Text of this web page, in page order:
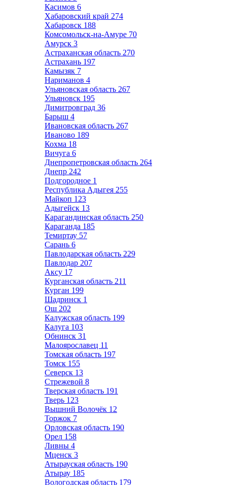
Касимов 6
Хабаровский край 274
Хабаровск 188
Комсомольск-на-Амуре 70
Амурск 3
Астраханская область 270
Астрахань 197
Камызяк 7
Нариманов 4
Ульяновская область 267
Ульяновск 195
Димитровград 36
Барыш 4
Ивановская область 267
Иваново 189
Кохма 18
Вичуга 6
Днепропетровская область 264
Днепр 242
Подгородное 1
Республика Адыгея 255
Майкоп 123
Адыгейск 13
Карагандинская область 250
Караганда 185
Темиртау 57
Сарань 6
Павлодарская область 229
Павлодар 207
Аксу 17
Курганская область 211
Курган 199
Шадринск 1
Ош 202
Калужская область 199
Калуга 103
Обнинск 31
Малоярославец 11
Томская область 197
Томск 155
Северск 13
Стрежевой 8
Тверская область 191
Тверь 123
Вышний Волочёк 12
Торжок 7
Орловская область 190
Орел 158
Ливны 4
Мценск 3
Атырауская область 190
Атырау 185
Вологодская область 179